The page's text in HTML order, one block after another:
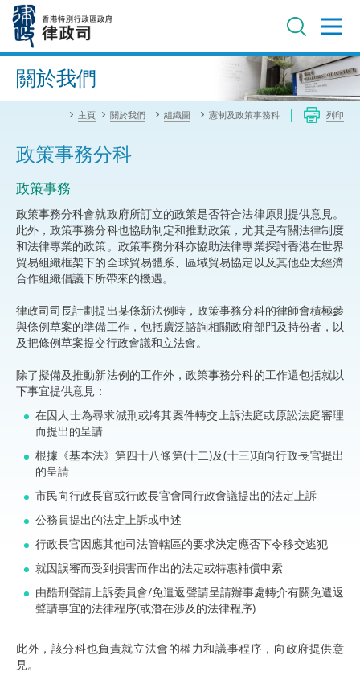
內
進階搜尋
關於我們
主頁 關於我們 組織圖 憲制及政策事務科 列印
政策事務分科
政策事務
政策事務分科會就政府所訂立的政策是否符合法律原則提供意見。
此外，政策事務分科也協助制定和推動政策，尤其是有關法律制度
和法律專業的政策。政策事務分科亦協助法律專業探討香港在世界
貿易組織框架下的全球貿易體系、區域貿易協定以及其他亞太經濟
合作組織倡議下所帶來的機遇。
律政司司長計劃提出某條新法例時，政策事務分科的律師會積極參
與條例草案的準備工作，包括廣泛諮詢相關政府部門及持份者，以
及把條例草案提交行政會議和立法會。
除了擬備及推動新法例的工作外，政策事務分科的工作還包括就以
下事宜提供意見：
在囚人士為尋求減刑或將其案件轉交上訴法庭或原訟法庭審理
而提出的呈請
根據《基本法》第四十八條第(十二)及(十三)項向行政長官提出
的呈請
市民向行政長官或行政長官會同行政會議提出的法定上訴
公務員提出的法定上訴或申述
行政長官因應其他司法管轄區的要求決定應否下令移交逃犯
就因誤審而受到損害而作出的法定或特惠補償申索
由酷刑聲請上訴委員會/免遣返聲請呈請辦事處轉介有關免遣返
聲請事宜的法律程序(或潛在涉及的法律程序)
此外，該分科也負責就立法會的權力和議事程序，向政府提供意
見。